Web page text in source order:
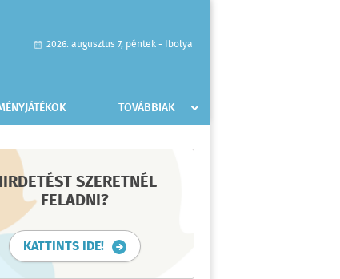
2026. augusztus 7, péntek - Ibolya
TOVÁBBIAK
SZERETNÉL
FELADNI?
KATTINTS IDE!